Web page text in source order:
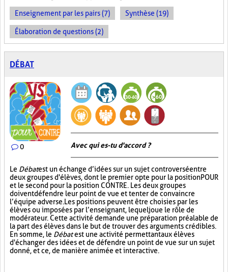
Enseignement par les pairs (7) Synthèse (19)
Élaboration de questions (2)
DÉBAT
0 Avec qui es-tu d'accord ?
Le Débatest un échange d’idées sur un sujet controversé entre
deux groupes d'élèves, dont le premier opte pour la position POUR
et le second pour la position CONTRE. Les deux groupes
doivent défendre leur point de vue et tenter de convaincre
l’équipe adverse. Les positions peuvent être choisies par les
élèves ou imposées par l’enseignant, lequel joue le rôle de
modérateur. Cette activité demande une préparation préalable de
la part des élèves dans le but de trouver des arguments crédibles.
En somme, le Débatest une activité permettant aux élèves
d'échanger des idées et de défendre un point de vue sur un sujet
donné, et ce, de manière animée et interactive.